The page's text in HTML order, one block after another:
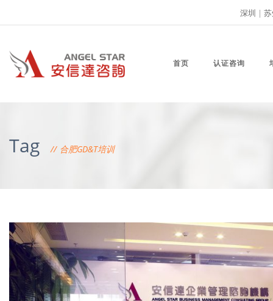
深圳 |
首页 认证咨询
Tag 合肥GD&T培训